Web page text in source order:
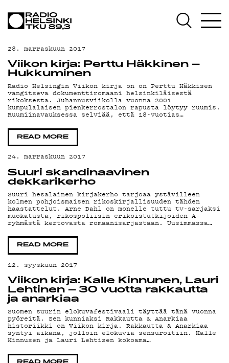
28. marraskuun 2017
Viikon kirja: Perttu Häkkinen –
Hukkuminen
Radio Helsingin Viikon kirja on on Perttu Häkkisen
vangitseva dokumenttiromaani helsinkiläisestä
rikoksesta. Juhannusviikolla vuonna 2001
kumpulalaisen pienkerrostalon rapusta löytyy ruumis.
Ruumiinavauksessa selviää, että 18-vuotias…
READ MORE
24. marraskuun 2017
Suuri skandinaavinen
dekkarikerho
Suuri hesalainen kirjakerho tarjoaa ystävilleen
kolmen pohjoismaisen rikoskirjallisuuden tähden
haastattelut. Arne Dahl on monelle tuttu tv-sarjaksi
muokatusta, rikospoliisin erikoistutkijoiden A-
ryhmästä kertovasta romaanisarjastaan. Uusimmassa…
READ MORE
12. syyskuun 2017
Viikon kirja: Kalle Kinnunen, Lauri
Lehtinen – 30 vuotta rakkautta
ja anarkiaa
Suomen suurin elokuvafestivaali täyttää tänä vuonna
pyöreitä. Sen kunniaksi Rakkautta & Anarkiaa
historiikki on Viikon kirja. Rakkautta & Anarkiaa
syntyi aikana, jolloin elokuvia sensuroitiin. Kalle
Kinnusen ja Lauri Lehtisen kokoama…